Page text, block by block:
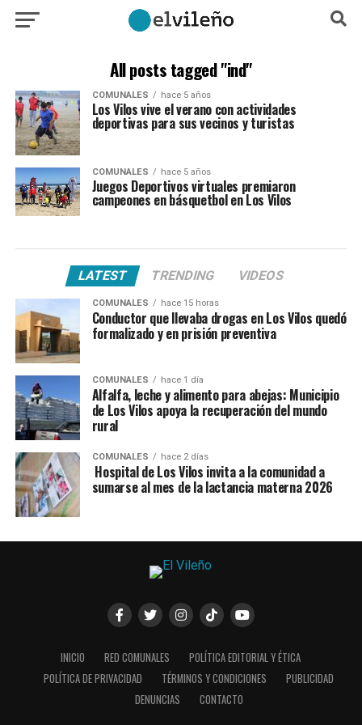
All posts tagged "ind"
COMUNALES hace 5 años
Los Vilos vive el verano con actividades
deportivas para sus vecinos y turistas
COMUNALES hace 5 años
Juegos Deportivos virtuales premiaron
campeones en básquetbol en Los Vilos
LATEST TRENDING VIDEOS
COMUNALES hace 15 horas
Conductor que llevaba drogas en Los Vilos quedó
formalizado y en prisión preventiva
COMUNALES hace 1 día
Alfalfa, leche y alimento para abejas: Municipio
de Los Vilos apoya la recuperación del mundo
rural
COMUNALES hace 2 días
Hospital de Los Vilos invita a la comunidad a
sumarse al mes de la lactancia materna 2026
INICIO RED COMUNALES
POLÍTICA EDITORIAL Y ÉTICA
POLÍTICA DE PRIVACIDAD
TÉRMINOS Y CONDICIONES
PUBLICIDAD
DENUNCIAS
CONTACTO